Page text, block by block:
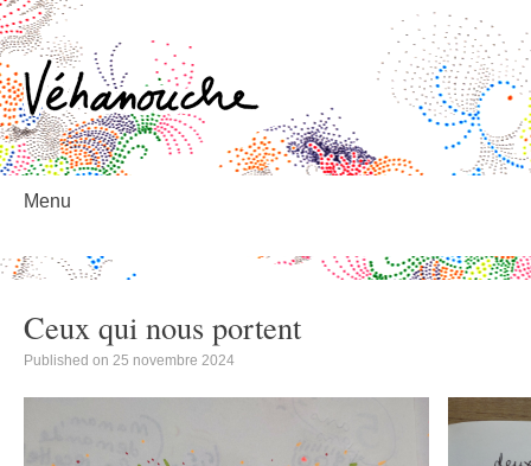
éhanouche
Menu
to
content
Ceux qui nous portent
Published on 25 novembre 2024